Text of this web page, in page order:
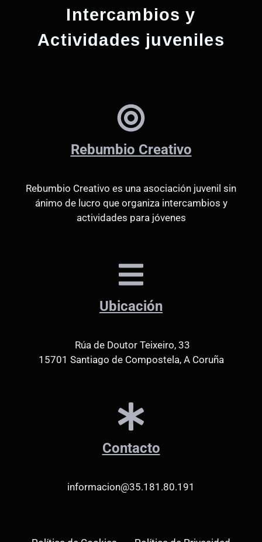
Intercambios y
Actividades juveniles
Rebumbio Creativo
Rebumbio Creativo es una asociación juvenil sin
ánimo de lucro que organiza intercambios y
actividades para jóvenes
Ubicación
Rúa de Doutor Teixeiro, 33
15701 Santiago de Compostela, A Coruña
Contacto
informacion@35.181.80.191